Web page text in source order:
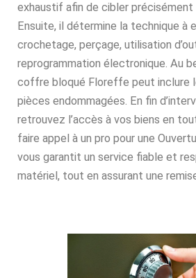
exhaustif afin de cibler précisément
Ensuite, il détermine la technique à
crochetage, perçage, utilisation
reprogrammation électronique. Au
coffre bloqué Floreffe peut inclure
pièces endommagées. En fin
retrouvez l’accès à vos biens en
faire appel à un pro pour une
vous garantit un service fiable et
matériel, tout en assurant une